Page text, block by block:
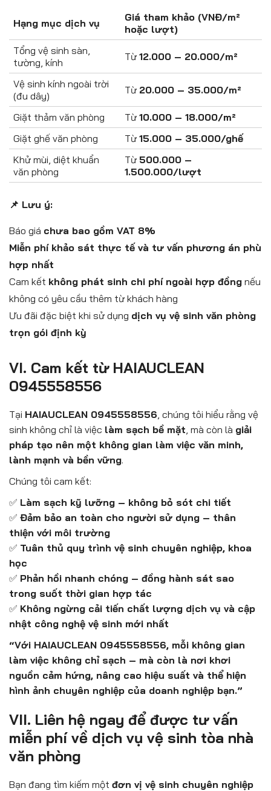
Hạng mục dịch vụ
Giá tham khảo (VNĐ/m²
hoặc lượt)
Tổng vệ sinh sàn,
tường, kính
Từ 12.000 – 20.000/m²
Vệ sinh kính ngoài trời
(đu dây)
Từ 20.000 – 35.000/m²
Giặt thảm văn phòng Từ 10.000 – 18.000/m²
Giặt ghế văn phòng
Từ 15.000 – 35.000/ghế
Khử mùi, diệt khuẩn
văn phòng
Từ 500.000 –
1.500.000/lượt
📌 Lưu ý:
Báo giá chưa bao gồm VAT 8%
Miễn phí khảo sát thực tế và tư vấn phương án phù
hợp nhất
Cam kết không phát sinh chi phí ngoài hợp đồng nếu
không có yêu cầu thêm từ khách hàng
Ưu đãi đặc biệt khi sử dụng dịch vụ vệ sinh văn phòng
trọn gói định kỳ
VI. Cam kết từ HAIAUCLEAN
0945558556
Tại HAIAUCLEAN 0945558556, chúng tôi hiểu rằng vệ
sinh không chỉ là việc làm sạch bề mặt, mà còn là giải
pháp tạo nên một không gian làm việc văn minh,
lành mạnh và bền vững.
Chúng tôi cam kết:
✅ Làm sạch kỹ lưỡng – không bỏ sót chi tiết
✅ Đảm bảo an toàn cho người sử dụng – thân
thiện với môi trường
✅ Tuân thủ quy trình vệ sinh chuyên nghiệp, khoa
học
✅ Phản hồi nhanh chóng – đồng hành sát sao
trong suốt thời gian hợp tác
✅ Không ngừng cải tiến chất lượng dịch vụ và cập
nhật công nghệ vệ sinh mới nhất
“Với HAIAUCLEAN 0945558556, mỗi không gian
làm việc không chỉ sạch – mà còn là nơi khơi
nguồn cảm hứng, nâng cao hiệu suất và thể hiện
hình ảnh chuyên nghiệp của doanh nghiệp bạn.”
VII. Liên hệ ngay để được tư vấn
miễn phí về dịch vụ vệ sinh tòa nhà
văn phòng
Bạn đang tìm kiếm một đơn vị vệ sinh chuyên nghiệp